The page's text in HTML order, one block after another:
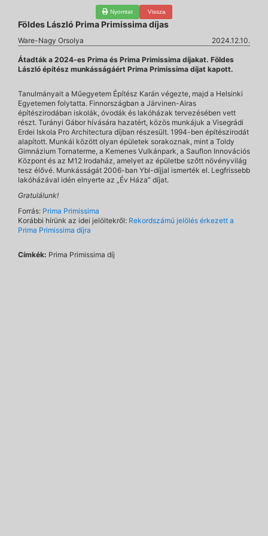
Nyomtat Vissza
Földes László Prima Primissima díjas
Ware-Nagy Orsolya 2024.12.10.
Átadták a 2024-es Prima és Prima Primissima díjakat. Földes
László építész munkásságáért Prima Primissima díjat kapott.
Tanulmányait a Műegyetem Építész Karán végezte, majd a Helsinki
Egyetemen folytatta. Finnországban a Järvinen-Airas
építészirodában iskolák, óvodák és lakóházak tervezésében vett
részt. Turányi Gábor hívására hazatért, közös munkájuk a Visegrádi
Erdei Iskola Pro Architectura díjban részesült. 1994-ben építészirodát
alapított. Munkái között olyan épületek sorakoznak, mint a Toldy
Gimnázium Tornaterme, a Kemenes Vulkánpark, a Sauflon Innovációs
Központ és az M12 Irodaház, amelyet az épületbe szőtt növényvilág
tesz élővé. Munkásságát 2006-ban Ybl-díjjal ismerték el. Legfrissebb
lakóházával idén elnyerte az „Év Háza” díjat.
Gratulálunk!
Forrás: Prima Primissima
Korábbi hírünk az idei jelöltekről: Rekordszámú jelölés érkezett a
Prima Primissima díjra
Címkék: Prima Primissima díj